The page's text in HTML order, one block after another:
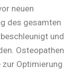
neuen
des gesamten
beschleunigt und
Osteopathen
Optimierung